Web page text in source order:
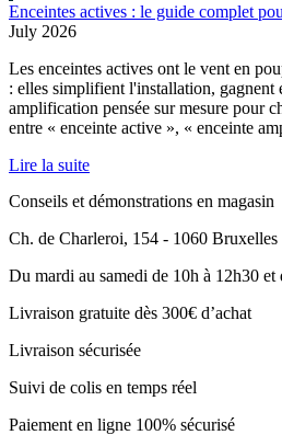
Enceintes actives : le guide complet
July 2026
Les enceintes actives ont le vent en
: elles simplifient l'installation, gagnent
amplification pensée sur mesure pour
entre « enceinte active », « enceinte
Lire la suite
Conseils et démonstrations en magasin
Ch. de Charleroi, 154 - 1060 Bruxelles
Du mardi au samedi de 10h à 12h30 et
Livraison gratuite dès 300€ d’achat
Livraison sécurisée
Suivi de colis en temps réel
Paiement en ligne 100% sécurisé